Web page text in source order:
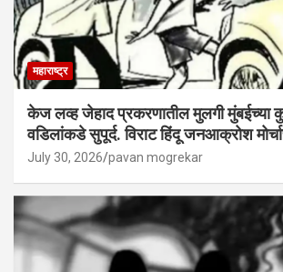
महाराष्ट्र
केज लव्ह जेहाद प्रकरणातील मुलगी मुंबईच्या
वडिलांकडे सुपूर्द. विराट हिंदू जनआक्रोश
July 30, 2026 pavan mogrekar